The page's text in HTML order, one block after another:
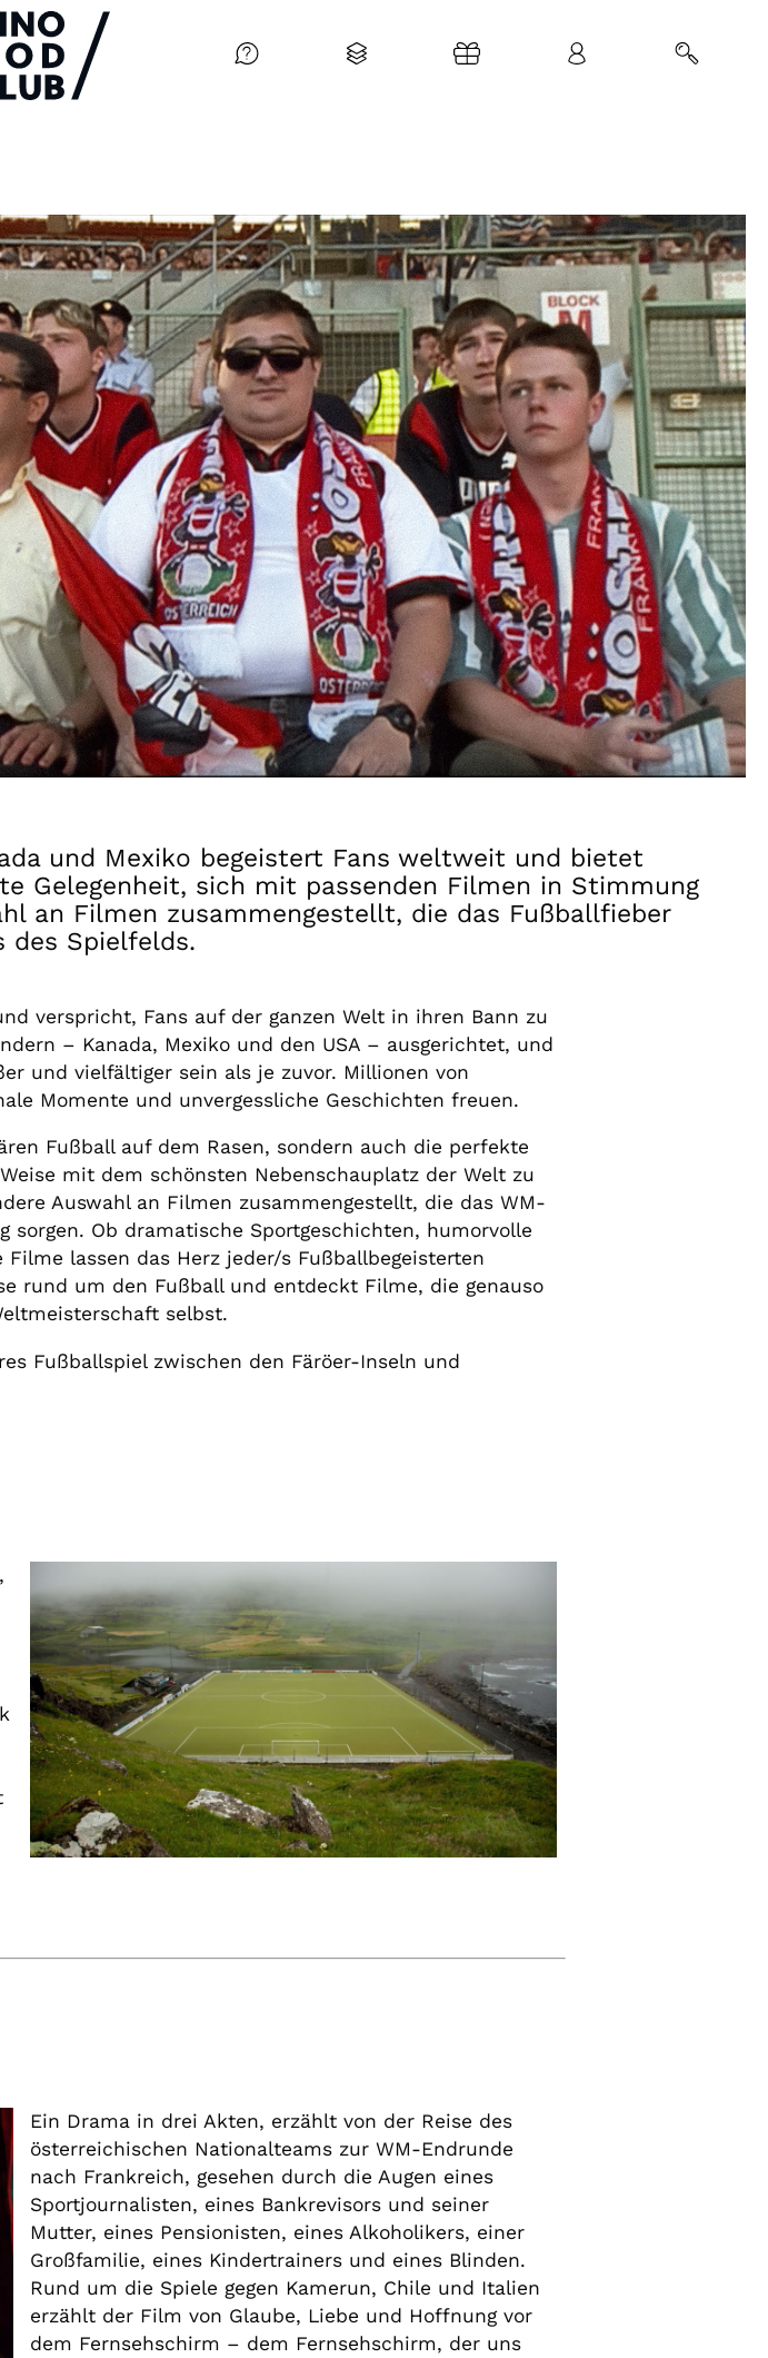
und Mexiko begeistert Fans weltweit und bietet
Gelegenheit, sich mit passenden Filmen in Stimmung
an Filmen zusammengestellt, die das Fußballfieber
des Spielfelds.
verspricht, Fans auf der ganzen Welt in ihren Bann zu
– Kanada, Mexiko und den USA – ausgerichtet, und
und vielfältiger sein als je zuvor. Millionen von
Momente und unvergessliche Geschichten freuen.
Fußball auf dem Rasen, sondern auch die perfekte
mit dem schönsten Nebenschauplatz der Welt zu
Auswahl an Filmen zusammengestellt, die das WM-
Ob dramatische Sportgeschichten, humorvolle
lassen das Herz jeder/s Fußballbegeisterten
rund um den Fußball und entdeckt Filme, die genauso
selbst.
Fußballspiel zwischen den Färöer-Inseln und
Ein Drama in drei Akten, erzählt von der Reise des
österreichischen Nationalteams zur WM-Endrunde
nach Frankreich, gesehen durch die Augen eines
Sportjournalisten, eines Bankrevisors und seiner
Mutter, eines Pensionisten, eines Alkoholikers, einer
Großfamilie, eines Kindertrainers und eines Blinden.
Rund um die Spiele gegen Kamerun, Chile und Italien
erzählt der Film von Glaube, Liebe und Hoffnung vor
dem Fernsehschirm – dem Fernsehschirm, der uns